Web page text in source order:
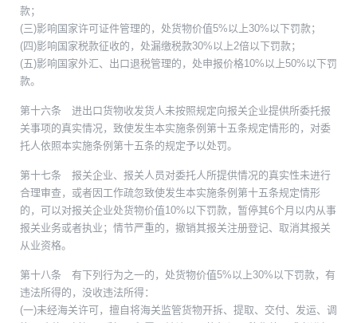
款；
(三)影响国家许可证件管理的，处货物价值5%以上30%以下罚款；
(四)影响国家税款征收的，处漏缴税款30%以上2倍以下罚款；
(五)影响国家外汇、出口退税管理的，处申报价格10%以上50%以下罚
款。
第十六条 进出口货物收发货人未按照规定向报关企业提供所委托报
关事项的真实情况，致使发生本实施条例第十五条规定情形的，对委
托人依照本实施条例第十五条的规定予以处罚。
第十七条 报关企业、报关人员对委托人所提供情况的真实性未进行
合理审查，或者因工作疏忽致使发生本实施条例第十五条规定情形
的，可以对报关企业处货物价值10%以下罚款，暂停其6个月以内从事
报关业务或者执业；情节严重的，撤销其报关注册登记、取消其报关
从业资格。
第十八条 有下列行为之一的，处货物价值5%以上30%以下罚款，有
违法所得的，没收违法所得：
(一)未经海关许可，擅自将海关监管货物开拆、提取、交付、发运、调